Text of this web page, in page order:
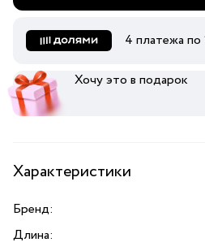
4 платежа по
Хочу это в подарок
Характеристики
Бренд:
Длина: